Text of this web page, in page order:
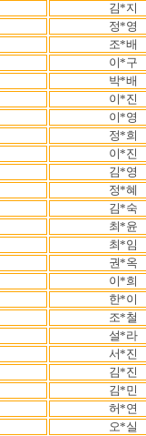
김*지
정*영
조*배
이*구
박*배
이*진
이*영
정*희
이*진
김*영
정*혜
김*숙
최*윤
최*임
권*옥
이*희
한*이
조*철
설*라
서*진
김*진
김*민
허*연
오*실